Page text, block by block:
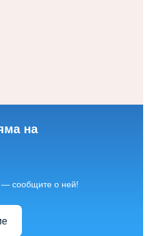
на
— сообщите о ней!